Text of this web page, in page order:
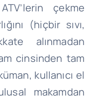
çekme
(hiçbir sıvı,
alınmadan
cinsinden tam
kullanıcı el
makamdan